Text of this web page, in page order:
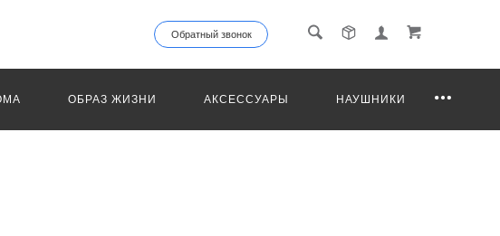
Обратный звонок
ОБРАЗ ЖИЗНИ АКСЕССУАРЫ НАУШНИКИ